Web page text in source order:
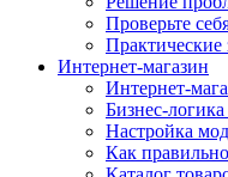
Проверьте
Практические
Интернет-магазин
Интернет-
Бизнес-
Настройка
Как